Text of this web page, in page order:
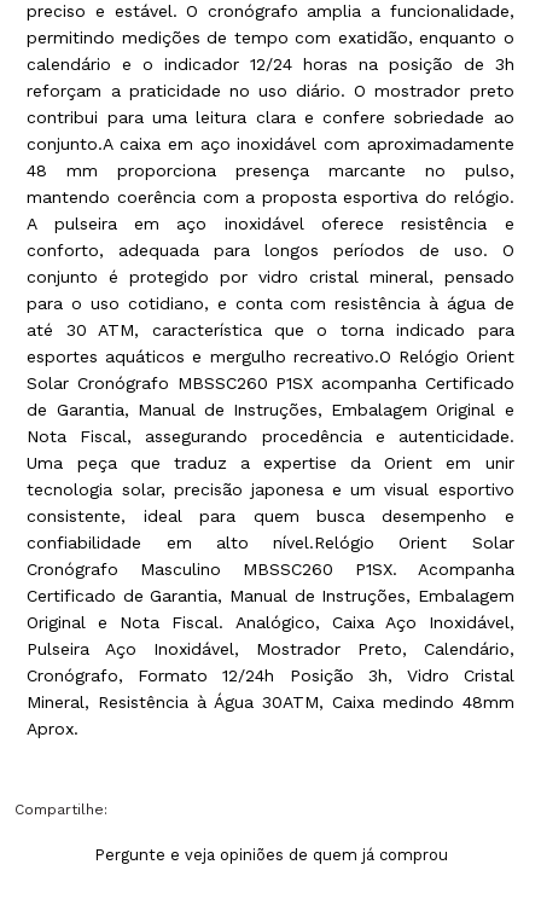
preciso e estável. O cronógrafo amplia a funcionalidade,
permitindo medições de tempo com exatidão, enquanto o
calendário e o indicador 12/24 horas na posição de 3h
reforçam a praticidade no uso diário. O mostrador preto
contribui para uma leitura clara e confere sobriedade ao
conjunto.A caixa em aço inoxidável com aproximadamente
48 mm proporciona presença marcante no pulso,
mantendo coerência com a proposta esportiva do relógio.
A pulseira em aço inoxidável oferece resistência e
conforto, adequada para longos períodos de uso. O
conjunto é protegido por vidro cristal mineral, pensado
para o uso cotidiano, e conta com resistência à água de
até 30 ATM, característica que o torna indicado para
esportes aquáticos e mergulho recreativo.O Relógio Orient
Solar Cronógrafo MBSSC260 P1SX acompanha Certificado
de Garantia, Manual de Instruções, Embalagem Original e
Nota Fiscal, assegurando procedência e autenticidade.
Uma peça que traduz a expertise da Orient em unir
tecnologia solar, precisão japonesa e um visual esportivo
consistente, ideal para quem busca desempenho e
confiabilidade em alto nível.Relógio Orient Solar
Cronógrafo Masculino MBSSC260 P1SX. Acompanha
Certificado de Garantia, Manual de Instruções, Embalagem
Original e Nota Fiscal. Analógico, Caixa Aço Inoxidável,
Pulseira Aço Inoxidável, Mostrador Preto, Calendário,
Cronógrafo, Formato 12/24h Posição 3h, Vidro Cristal
Mineral, Resistência à Água 30ATM, Caixa medindo 48mm
Aprox.
Compartilhe:
Pergunte e veja opiniões de quem já comprou